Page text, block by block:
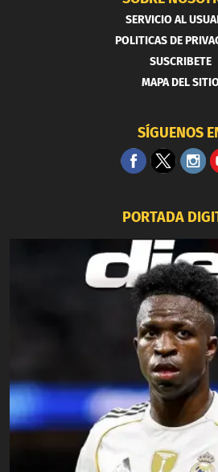
SERVICIO AL
POLITICAS DE
SUSCRIBETE
MAPA DEL
SÍGUENOS
PORTADA